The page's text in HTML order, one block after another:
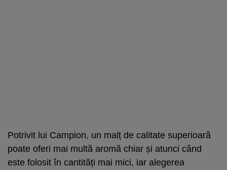
Potrivit lui Campion, un malț de calitate superioară
poate oferi mai multă aromă chiar și atunci când
este folosit în cantități mai mici, iar alegerea